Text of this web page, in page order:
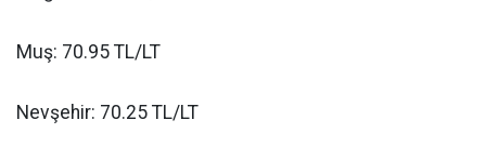
Muş: 70.95 TL/LT
Nevşehir: 70.25 TL/LT